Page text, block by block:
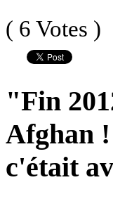
( 6 Votes )
"Fin
Afghan
c'était